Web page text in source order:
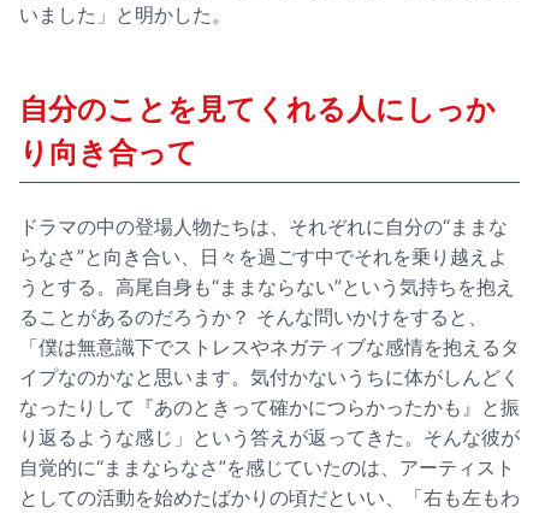
いました」と明かした。
自分のことを見てくれる人にしっか
り向き合って
ドラマの中の登場人物たちは、それぞれに自分の“ままな
らなさ”と向き合い、日々を過ごす中でそれを乗り越えよ
うとする。高尾自身も“ままならない”という気持ちを抱え
ることがあるのだろうか？ そんな問いかけをすると、
「僕は無意識下でストレスやネガティブな感情を抱えるタ
イプなのかなと思います。気付かないうちに体がしんどく
なったりして『あのときって確かにつらかったかも』と振
り返るような感じ」という答えが返ってきた。そんな彼が
自覚的に“ままならなさ”を感じていたのは、アーティスト
としての活動を始めたばかりの頃だといい、「右も左もわ